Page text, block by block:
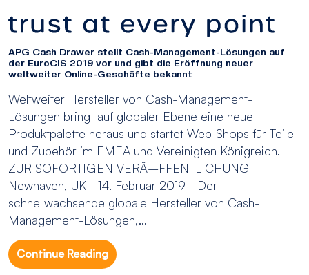
APG Cash Drawer stellt Cash-Management-Lösungen auf
der EuroCIS 2019 vor und gibt die Eröffnung neuer
weltweiter Online-Geschäfte bekannt
Weltweiter Hersteller von Cash-Management-
Lösungen bringt auf globaler Ebene eine neue
Produktpalette heraus und startet Web-Shops für Teile
und Zubehör im EMEA und Vereinigten Königreich.
ZUR SOFORTIGEN VERÃ–FFENTLICHUNG
Newhaven, UK - 14. Februar 2019 - Der
schnellwachsende globale Hersteller von Cash-
Management-Lösungen,...
Continue Reading